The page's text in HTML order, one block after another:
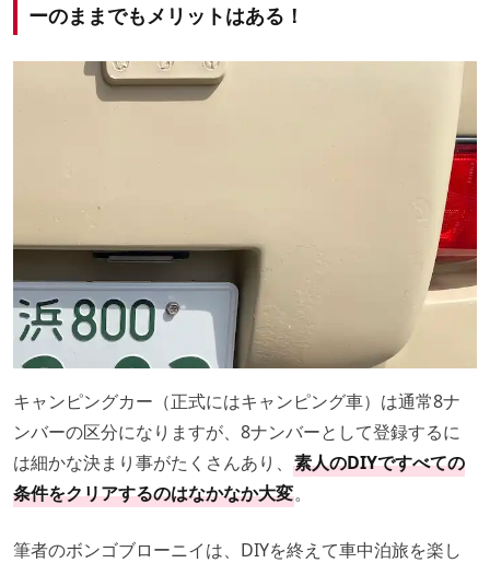
ーのままでもメリットはある！
キャンピングカー（正式にはキャンピング車）は通常8ナ
ンバーの区分になりますが、8ナンバーとして登録するに
は細かな決まり事がたくさんあり、 素人のDIYですべての
条件をクリアするのはなかなか大変。
筆者のボンゴブローニイは、DIYを終えて車中泊旅を楽し